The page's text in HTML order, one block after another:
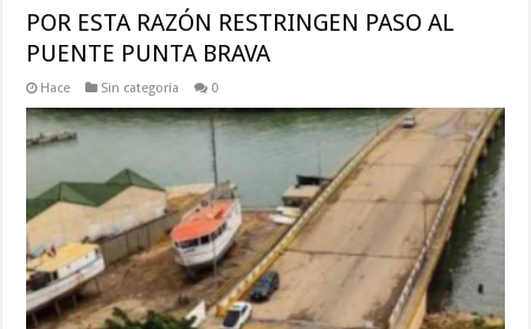
POR ESTA RAZÓN RESTRINGEN PASO AL
PUENTE PUNTA BRAVA
Hace Sin categoría 0